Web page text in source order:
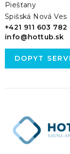
Piešťany
Spišská Nová Ves
+421 911 603 782
info@hottub.sk
DOPYT